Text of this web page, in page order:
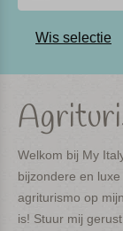
Wis selectie
Welkom bij My
bijzondere en luxe
agriturismo op
is! Stuur mij